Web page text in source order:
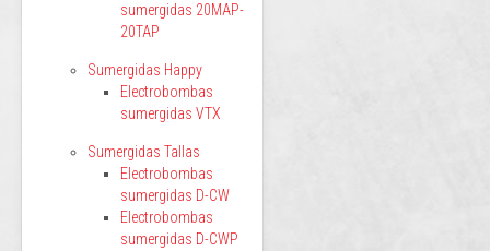
sumergidas 20MAP-
20TAP
Sumergidas Happy
Electrobombas
sumergidas VTX
Sumergidas Tallas
Electrobombas
sumergidas D-CW
Electrobombas
sumergidas D-CWP